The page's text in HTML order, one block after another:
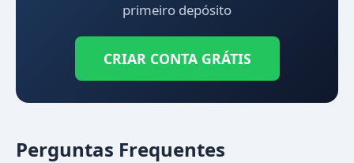
primeiro depósito
CRIAR CONTA GRÁTIS
Perguntas Frequentes